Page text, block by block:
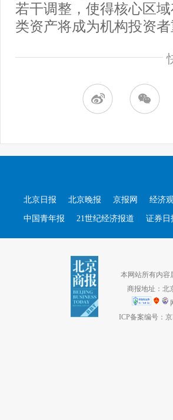
若干调整，使得核心区
类资产将成为机构投资
北京日报 北京晚报 京报网 经济
中国青年报 21世纪经济报道 证券日
本网站所有内容
商报地址：北
ICP备案编号：京